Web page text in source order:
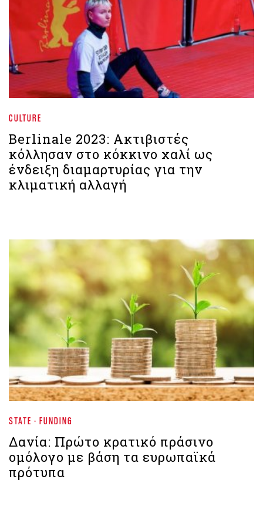
CULTURE
Berlinale 2023: Ακτιβιστές
κόλλησαν στο κόκκινο χαλί ως
ένδειξη διαμαρτυρίας για την
κλιματική αλλαγή
STATE - FUNDING
Δανία: Πρώτο κρατικό πράσινο
ομόλογο με βάση τα ευρωπαϊκά
πρότυπα